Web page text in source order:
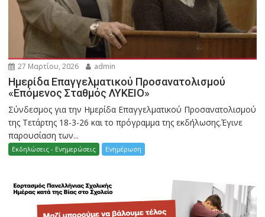
27 Μαρτίου, 2026 admin
Ημερίδα Επαγγελματικού Προσανατολισμού
«Επόμενος Σταθμός ΛΥΚΕΙΟ»
Σύνδεσμος για την Ημερίδα Επαγγελματικού Προσανατολισμού
της Τετάρτης 18-3-26 και το πρόγραμμα της εκδήλωσης.Έγινε
παρουσίαση των...
Εκδηλώσεις - Ενημερώσεις Ενημέρωση